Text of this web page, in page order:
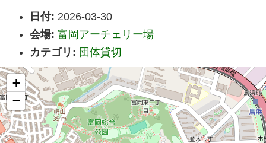
日付: 2026-03-30
会場: 富岡アーチェリー場
カテゴリ: 団体貸切
+
−